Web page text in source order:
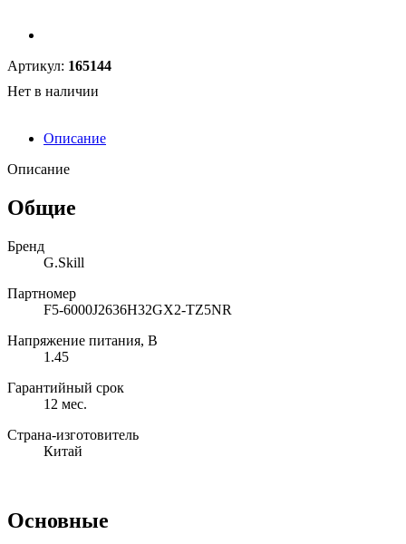
Артикул: 165144
Нет в наличии
Описание
Описание
Общие
Бренд
G.Skill
Партномер
F5-6000J2636H32GX2-TZ5NR
Напряжение питания, В
1.45
Гарантийный срок
12 мес.
Страна-изготовитель
Китай
Основные